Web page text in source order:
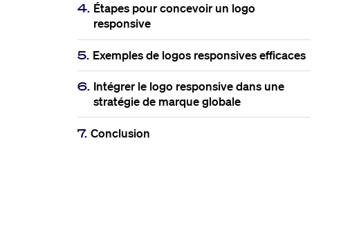
4. Étapes pour concevoir un logo
responsive
5. Exemples de logos responsives efficaces
6. Intégrer le logo responsive dans une
stratégie de marque globale
7. Conclusion